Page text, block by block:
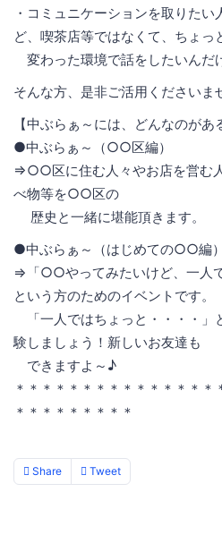
・コミュニケーションを取りた
ど、喫茶店等ではなくて、ちょっ
変わった環境で話をしたいんだ
そんな方、是非ご活用くださいま
【中ぶらぁ～には、どんなのがあ
●中ぶらぁ～（○○区編）
⇒○○区に住む人々やお店を営む
べ物等を○○区の
歴史と一緒に堪能頂きます。
●中ぶらぁ～（はじめての○○編）
⇒「○○やってみたいけど、一人
という方のためのイベントです。
「一人ではちょっと・・・・」
験しましょう！新しいお友達も
できますよ～♪
＊＊＊＊＊＊＊＊＊＊＊＊＊＊＊
＊＊＊＊＊＊＊＊＊
Share Tweet